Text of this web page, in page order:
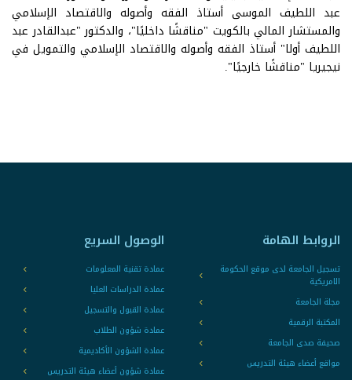
عبد اللطيف الموسى أستاذ الفقه وأصوله والاقتصاد الإسلامي
والمستشار المالي بالكويت "مناقشًا داخليًا"، والدكتور "عبدالقادر عبد
اللطيف أولا" أستاذ الفقه وأصوله والاقتصاد الإسلامي والتمويل في
نيجيريا "مناقشًا خارجيًا".
الروابط الهامة
تسجيل الجامعة لدى موقع الحكومة
الامريكية
مجلة الجامعة
المكتبة الرقمية
صحيفة صدى الجامعة
مواقع أعضاء هيئة التدريس
الوصول السريع
عمادة تقنية المعلومات
عمادة الدراسات العليا
عمادة القبول والتسجيل
عمادة شؤون الطلاب
عمادة الشؤون الأكاديمية
عمادة شؤون أعضاء هيئة التدريس